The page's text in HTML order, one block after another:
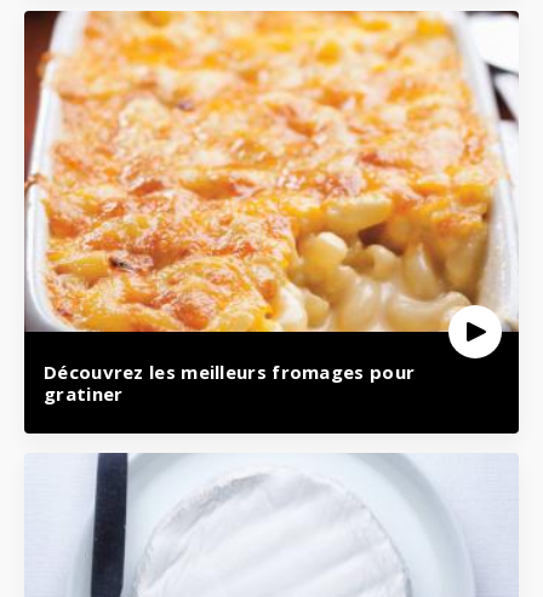
Découvrez les meilleurs fromages pour
gratiner